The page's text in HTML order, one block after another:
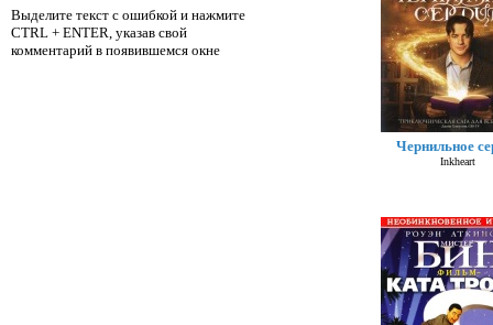
Чернильное
Inkheart
Выделите текст с ошибкой и нажмите
CTRL + ENTER, указав свой
комментарий в появившемся окне